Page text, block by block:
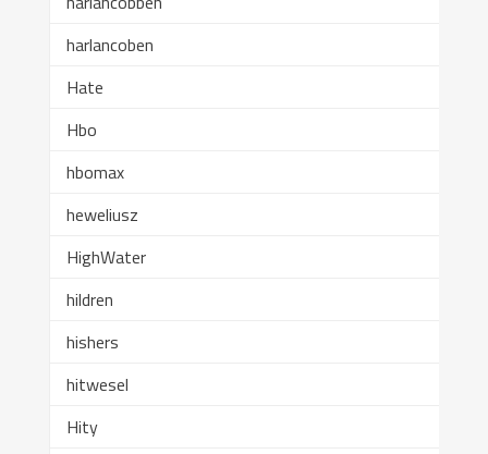
harlancoben
Hate
Hbo
hbomax
heweliusz
HighWater
hildren
hishers
hitwesel
Hity